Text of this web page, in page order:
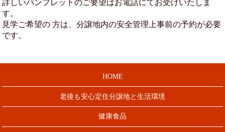
詳しいパンフレットのご要望はお電話にてお受けいたしま
す。
見学ご希望の 方は、分譲地内の安全管理上事前の予約が必要
です。
HOME
老後も安心定住分譲地と生活環境
健康食品